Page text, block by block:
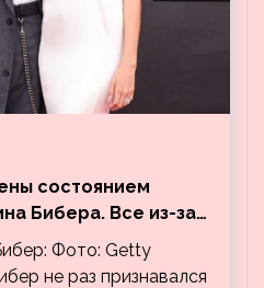
состоянием
Бибера. Все из-за
его успокаивает
Фото: Getty
не раз признавался